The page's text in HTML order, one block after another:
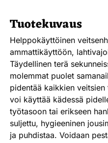
Tuotekuvaus
Helppokäyttöinen
ammattikäyttöön,
Täydellinen terä
molemmat puolet
pidentää kaikkien
voi käyttää kädessä
työtasoon tai erikseen
suljettu, hygieeninen
ja puhdistaa. Voidaan